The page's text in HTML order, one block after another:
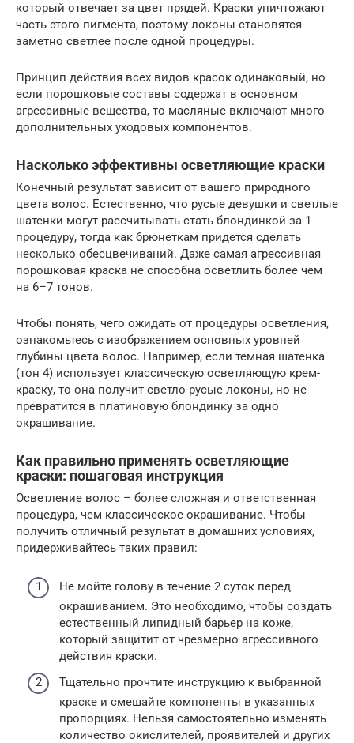
который отвечает за цвет прядей. Краски уничтожают
часть этого пигмента, поэтому локоны становятся
заметно светлее после одной процедуры.
Принцип действия всех видов красок одинаковый, но
если порошковые составы содержат в основном
агрессивные вещества, то масляные включают много
дополнительных уходовых компонентов.
Насколько эффективны осветляющие краски
Конечный результат зависит от вашего природного
цвета волос. Естественно, что русые девушки и светлые
шатенки могут рассчитывать стать блондинкой за 1
процедуру, тогда как брюнеткам придется сделать
несколько обесцвечиваний. Даже самая агрессивная
порошковая краска не способна осветлить более чем
на 6–7 тонов.
Чтобы понять, чего ожидать от процедуры осветления,
ознакомьтесь с изображением основных уровней
глубины цвета волос. Например, если темная шатенка
(тон 4) использует классическую осветляющую крем-
краску, то она получит светло-русые локоны, но не
превратится в платиновую блондинку за одно
окрашивание.
Как правильно применять осветляющие
краски: пошаговая инструкция
Осветление волос – более сложная и ответственная
процедура, чем классическое окрашивание. Чтобы
получить отличный результат в домашних условиях,
придерживайтесь таких правил:
Не мойте голову в течение 2 суток перед
окрашиванием. Это необходимо, чтобы создать
естественный липидный барьер на коже,
который защитит от чрезмерно агрессивного
действия краски.
Тщательно прочтите инструкцию к выбранной
краске и смешайте компоненты в указанных
пропорциях. Нельзя самостоятельно изменять
количество окислителей, проявителей и других